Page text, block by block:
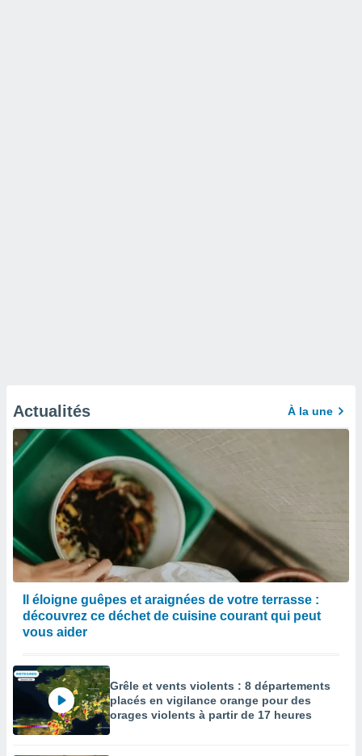
Actualités À la une
Il éloigne guêpes et araignées de votre terrasse :
découvrez ce déchet de cuisine courant qui peut
vous aider
Grêle et vents violents : 8 départements
placés en vigilance orange pour des
orages violents à partir de 17 heures